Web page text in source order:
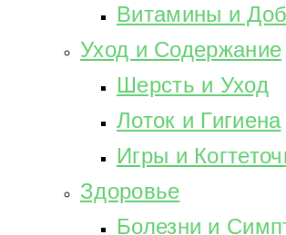
Витамины и
Уход и Содержание
Шерсть и Уход
Лоток и Гигиена
Игры и
Здоровье
Болезни и